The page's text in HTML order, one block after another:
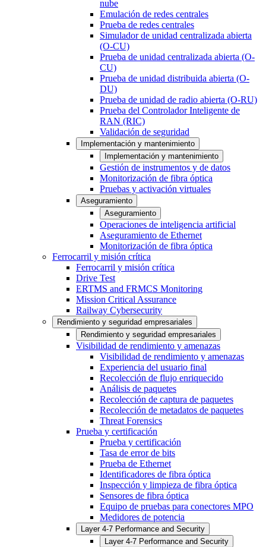
nube
Emulación de redes centrales
Prueba de redes centrales
Simulador de unidad centralizada abierta
(O-CU)
Prueba de unidad centralizada abierta (O-
CU)
Prueba de unidad distribuida abierta (O-
DU)
Prueba de unidad de radio abierta (O-RU)
Prueba del Controlador Inteligente de
RAN (RIC)
Validación de seguridad
Implementación y mantenimiento
Implementación y mantenimiento
Gestión de instrumentos y de datos
Monitorización de fibra óptica
Pruebas y activación virtuales
Aseguramiento
Aseguramiento
Operaciones de inteligencia artificial
Aseguramiento de Ethernet
Monitorización de fibra óptica
Ferrocarril y misión crítica
Ferrocarril y misión crítica
Drive Test
ERTMS and FRMCS Monitoring
Mission Critical Assurance
Railway Cybersecurity
Rendimiento y seguridad empresariales
Rendimiento y seguridad empresariales
Visibilidad de rendimiento y amenazas
Visibilidad de rendimiento y amenazas
Experiencia del usuario final
Recolección de flujo enriquecido
Análisis de paquetes
Recolección de captura de paquetes
Recolección de metadatos de paquetes
Threat Forensics
Prueba y certificación
Prueba y certificación
Tasa de error de bits
Prueba de Ethernet
Identificadores de fibra óptica
Inspección y limpieza de fibra óptica
Sensores de fibra óptica
Equipo de pruebas para conectores MPO
Medidores de potencia
Layer 4-7 Performance and Security
Layer 4-7 Performance and Security